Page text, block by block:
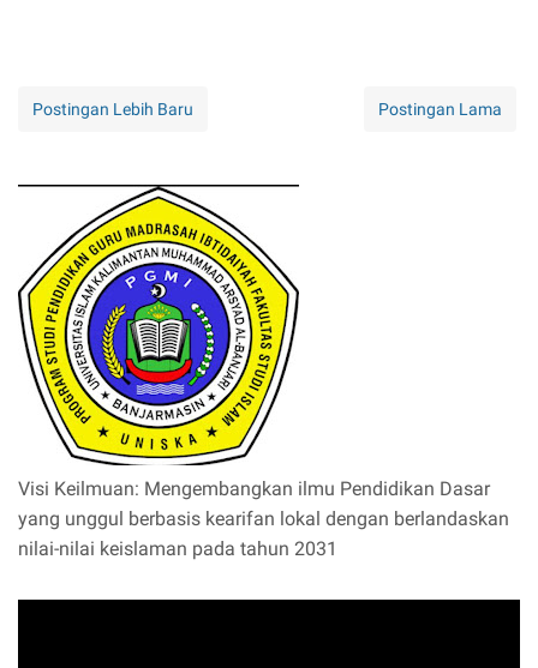
Postingan Lebih Baru Postingan Lama
Visi Keilmuan: Mengembangkan ilmu Pendidikan Dasar
yang unggul berbasis kearifan lokal dengan berlandaskan
nilai-nilai keislaman pada tahun 2031